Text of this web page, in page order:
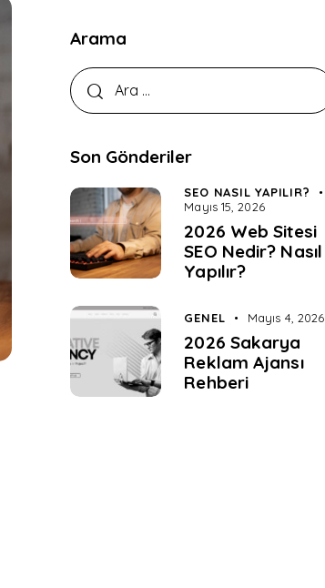
Arama
Son Gönderiler
SEO NASIL YAPILIR?
Mayıs 15, 2026
2026 Web Sitesi
SEO Nedir? Nasıl
Yapılır?
GENEL Mayıs 4, 2026
2026 Sakarya
Reklam Ajansı
Rehberi